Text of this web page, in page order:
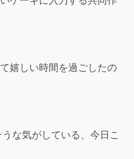
嬉しい時間を過ごしたの
な気がしている、今日こ